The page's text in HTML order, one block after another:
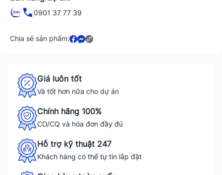
0901 37 77 39
Chia sẻ sản phẩm:
Giá luôn tốt
Và tốt hơn nữa cho dự án
Chính hãng 100%
CO/CQ và hóa đơn đầy đủ
Hỗ trợ kỹ thuật 247
Khách hàng có thể tự tin lắp đặt